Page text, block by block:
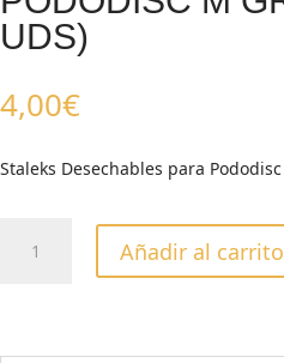
UDS)
4,00€
Staleks Desechables para
DESECHABLES
PARA
Añadir al carrito